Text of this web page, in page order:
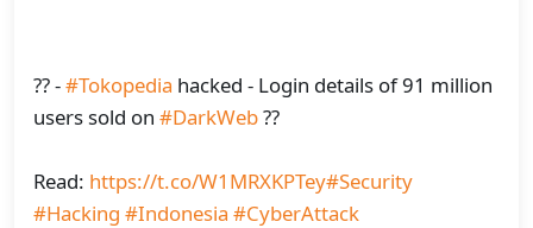
?? -#Tokopedia hacked - Login details of 91 million
users sold on #DarkWeb??
Read: https://t.co/W1MRXKPTey#Security
#Hacking #Indonesia #CyberAttack